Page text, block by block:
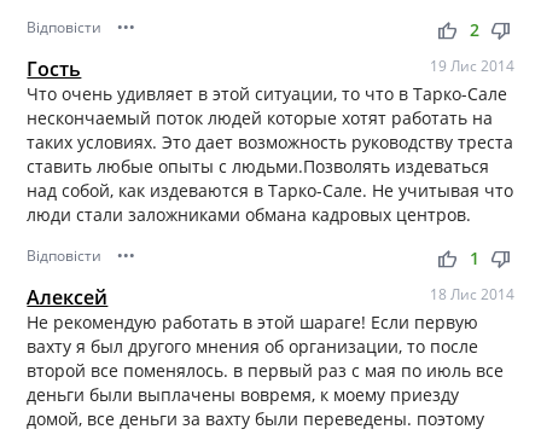
Відповісти ••• thumb_up thumb_down
2
Гость 19 Лис 2014
Что очень удивляет в этой ситуации, то что в Тарко-Сале
нескончаемый поток людей которые хотят работать на
таких условиях. Это дает возможность руководству треста
ставить любые опыты с людьми.Позволять издеваться
над собой, как издеваются в Тарко-Сале. Не учитывая что
люди стали заложниками обмана кадровых центров.
Відповісти ••• thumb_up thumb_down
1
Алексей 18 Лис 2014
Не рекомендую работать в этой шараге! Если первую
вахту я был другого мнения об организации, то после
второй все поменялось. в первый раз с мая по июль все
деньги были выплачены вовремя, к моему приезду
домой, все деньги за вахту были переведены. поэтому